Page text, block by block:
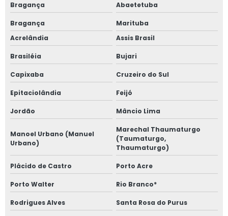
Bragança Abaetetuba
Bragança
Marituba
Acrelândia
Assis Brasil
Brasiléia Bujari
Capixaba Cruzeiro do Sul
Epitaciolândia Feijó
Jordão Mâncio Lima
Manoel Urbano (Manuel
Urbano)
Marechal Thaumaturgo
(Taumaturgo,
Thaumaturgo)
Plácido de Castro Porto Acre
Porto Walter Rio Branco*
Rodrigues Alves Santa Rosa do Purus